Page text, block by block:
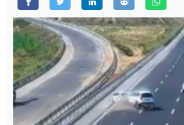
फूड
सेहत
ब्‍यूटी
जॉब्स